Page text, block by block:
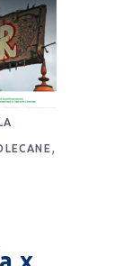
x